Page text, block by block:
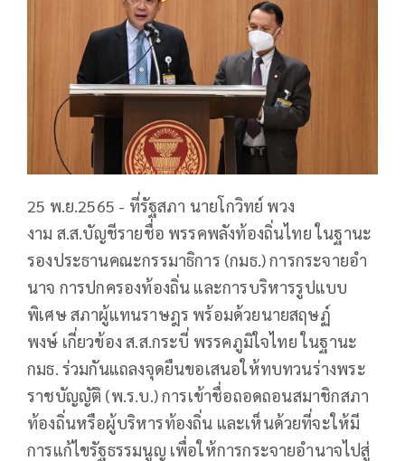
25 พ.ย.2565 - ที่รัฐสภา นายโกวิทย์ พวง
งาม ส.ส.บัญชีรายชื่อ พรรคพลังท้องถิ่นไทย ในฐานะ
รองประธานคณะกรรมาธิการ (กมธ.)การกระจายอำ
นาจ การปกครองท้องถิ่น และการบริหารรูปแบบ
พิเศษสภาผู้แทนราษฎร พร้อมด้วยนายสฤษฏ์
พงษ์ เกี่ยวข้อง ส.ส.กระบี่ พรรคภูมิใจไทย ในฐานะ
กมธ. ร่วมกันแถลงจุดยืนขอเสนอให้ทบทวนร่างพระ
ราชบัญญัติ (พ.ร.บ.)การเข้าชื่อถอดถอนสมาชิกสภา
ท้องถิ่นหรือผู้บริหารท้องถิ่น และเห็นด้วยที่จะให้มี
การแก้ไขรัฐธรรมนูญ เพื่อให้การกระจายอำนาจไปสู่